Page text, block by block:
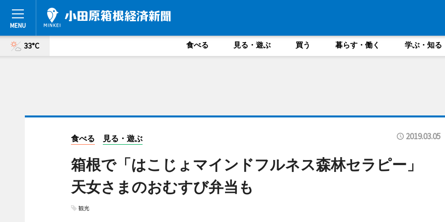
33°C 食べる 見る・遊ぶ 買う 暮らす・働く 学ぶ・知る
食べる 見る・遊ぶ 2019.03.05
箱根で「はこじょマインドフルネス森林セラピー」
天女さまのおむすび弁当も
観光